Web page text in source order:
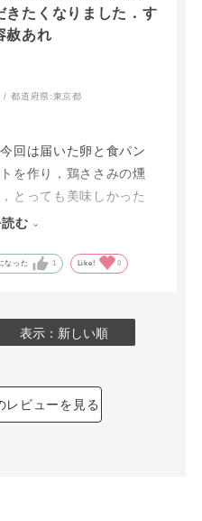
きたくなりました．す
赦あれ
都道府県:東京都
回は届いた卵と食パン
を作り，鶏ささみの燻
とっても美味しかった
たまたまやってみたら
存知でしたらご容赦あ
む
なった 1 Like! 0
表示：新しい順
レビューを見る